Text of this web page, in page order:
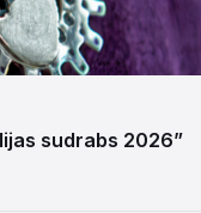
sudrabs 2026”